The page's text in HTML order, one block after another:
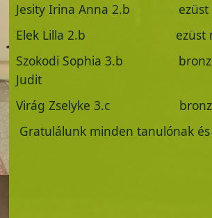
Jesity Irina Anna 2.b
Elek Lilla 2.b ezüst
Szokodi Sophia 3.b
Judit
Virág Zselyke 3.c bronz
Gratulálunk minden tanulónak